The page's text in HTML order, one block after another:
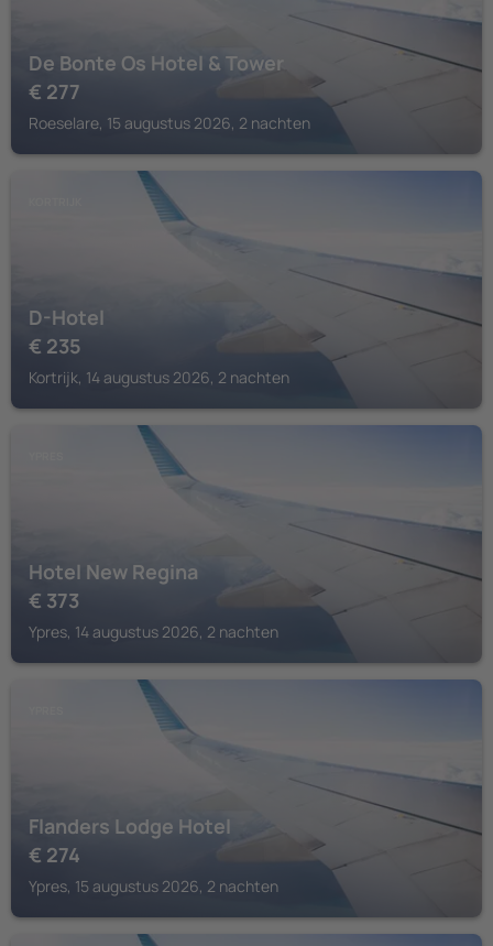
De Bonte Os Hotel & Tower
€ 277
Roeselare, 15 augustus 2026, 2 nachten
D-Hotel
€ 235
Kortrijk, 14 augustus 2026, 2 nachten
Hotel New Regina
€ 373
Ypres, 14 augustus 2026, 2 nachten
Flanders Lodge Hotel
€ 274
Ypres, 15 augustus 2026, 2 nachten